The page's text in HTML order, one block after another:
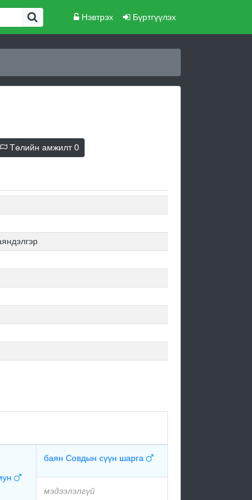
Нэвтрэх Бүртгүүлэх
Төлийн амжилт0
баян Совдын сүүн шарга
мэдээлэлгүй